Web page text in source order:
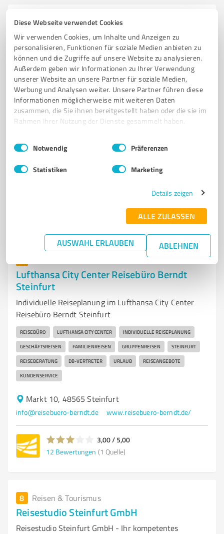
Diese Webseite verwendet Cookies
Wir verwenden Cookies, um Inhalte und Anzeigen zu
personalisieren, Funktionen für soziale Medien anbieten zu
können und die Zugriffe auf unsere Website zu analysieren.
Außerdem geben wir Informationen zu Ihrer Verwendung
unserer Website an unsere Partner für soziale Medien,
Werbung und Analysen weiter. Unsere Partner führen diese
Informationen möglicherweise mit weiteren Daten
zusammen, die Sie ihnen bereitgestellt haben oder die sie im
Rahmen Ihrer Nutzung der Dienste gesammelt haben.
Impressum Datenschutzbestimmungen
Einwilligungsauswahl
Notwendig Präferenzen
Statistiken Marketing
Details zeigen
ALLE ZULASSEN
AUSWAHL ERLAUBEN ABLEHNEN
6 Reisen & Tourismus
Tourenmacher (Boots- und Ballonhalle und
Saisonbüro)
Kanutouren und Outdoor-Aktivitäten im Münsterland
mit Tourenmacher
KANUTOUREN OUTDOOR-AKTIVITÄTEN MÜNSTERLAND EMS
WERSE GRUPPEN FAMILIEN BETRIEBSAUSFLÜGE
FLOSSBAUAKTIONEN NACHHALTIGKEIT ABENTEUER
info@signal-iduna.de www.tourenmacher.de/
Lufthansa City Center Reisebüro Berndt
Steinfurt
Individuelle Reiseplanung im Lufthansa City Center
Reisebüro Berndt Steinfurt
REISEBÜRO LUFTHANSA CITY CENTER INDIVIDUELLE REISEPLANUNG
GESCHÄFTSREISEN FAMILIENREISEN GRUPPENREISEN STEINFURT
REISEBERATUNG DB-VERTRETER URLAUB REISEANGEBOTE
KUNDENSERVICE
Markt 10, 48565 Steinfurt
info@reisebuero-berndt.de www.reisebuero-berndt.de/
3,00 / 5,00
12 Bewertungen (1 Quelle)
8 Reisen & Tourismus
Reisestudio Steinfurt GmbH
Reisestudio Steinfurt GmbH - Ihr kompetentes